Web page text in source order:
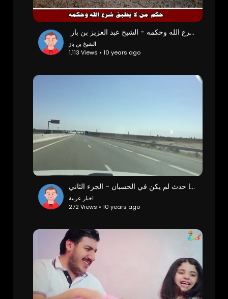
‫حكم من لا يطبق شرع الله وحكمه - الشيخ عبد العزيز بن باز ‬‎
الشيخ بن باز
1,113 Views • 10 years ago
اعتراض الدرك الملكي لمواطن في الطريق السيار لكن ما حدث لم يكن في الحسبان - الجزء الثاني -
اخبار عربية
272 Views • 10 years ago